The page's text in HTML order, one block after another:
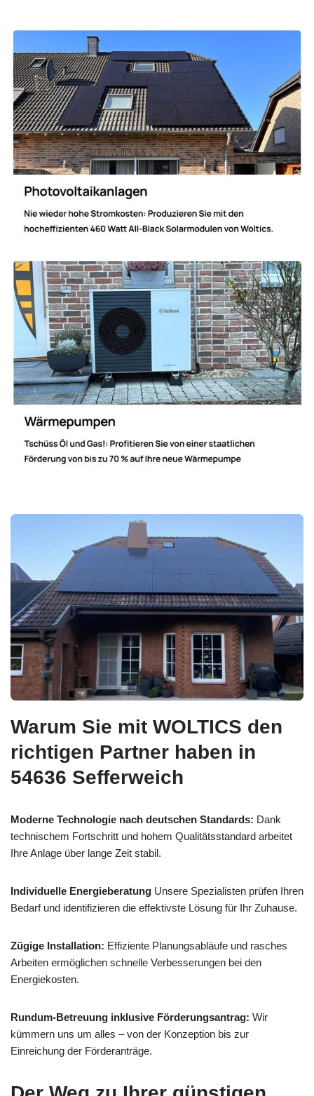
Warum Sie mit WOLTICS den
richtigen Partner haben in
54636 Sefferweich
Moderne Technologie nach deutschen Standards: Dank
technischem Fortschritt und hohem Qualitätsstandard arbeitet
Ihre Anlage über lange Zeit stabil.
Individuelle Energieberatung Unsere Spezialisten prüfen Ihren
Bedarf und identifizieren die effektivste Lösung für Ihr Zuhause.
Zügige Installation: Effiziente Planungsabläufe und rasches
Arbeiten ermöglichen schnelle Verbesserungen bei den
Energiekosten.
Rundum-Betreuung inklusive Förderungsantrag: Wir
kümmern uns um alles – von der Konzeption bis zur
Einreichung der Förderanträge.